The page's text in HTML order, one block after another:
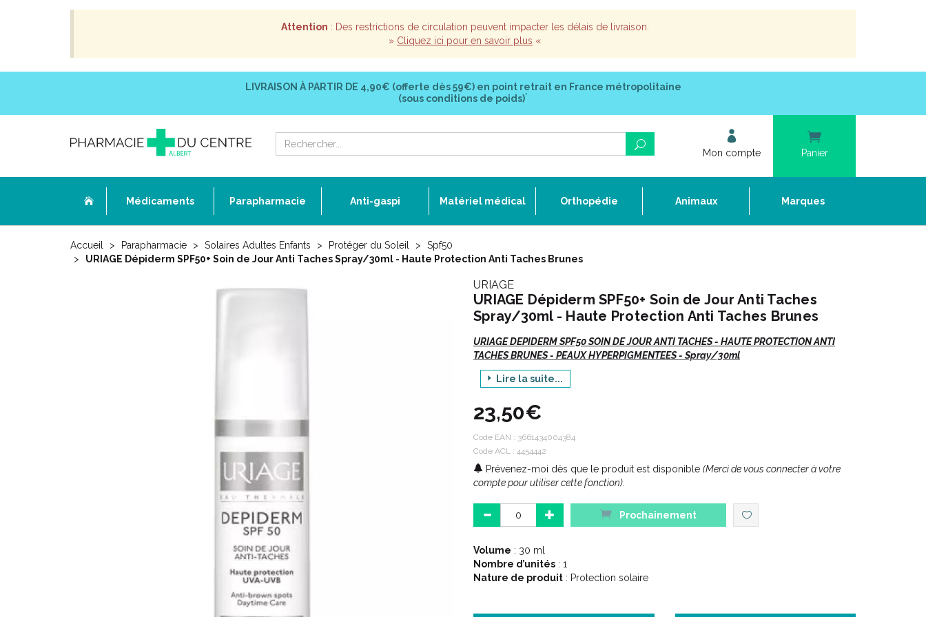
Attention : Des restrictions de circulation peuvent impacter les délais de livraison.
» Cliquez ici pour en savoir plus «
LIVRAISON À PARTIR DE 4,90€ (offerte dès 59€) en point retrait en France métropolitaine
(sous conditions de poids)*
Mon compte Panier
Médicaments Parapharmacie Anti-gaspi Matériel médical Orthopédie Animaux Marques
Accueil Parapharmacie Solaires Adultes Enfants Protéger du Soleil
Spf50
URIAGE Dépiderm SPF50+ Soin de Jour Anti Taches Spray/30ml - Haute Protection Anti Taches Brunes
URIAGE
URIAGE Dépiderm SPF50+ Soin de Jour Anti Taches
Spray/30ml - Haute Protection Anti Taches Brunes
URIAGE DEPIDERM SPF50 SOIN DE JOUR ANTI TACHES - HAUTE PROTECTION ANTI
TACHES BRUNES - PEAUX HYPERPIGMENTEES - Spray/30ml
DEPIDERM, des soins sur mesure pour retrouver un teint clair et uniforme jour après
Indications :
Photoprotection et prévention des taches brunes.
Prévention du vieillissement photo-induit.
Visage, mains et décolleté.
Description :
Lire la suite...
23,50€
Code EAN : 3661434004384
Code ACL : 4454442
Prévenez-moi dès que le produit est disponible (Merci de vous connecter à votre
compte pour utiliser cette fonction).
Prochainement
Volume : 30 ml
Nombre d’unités : 1
Nature de produit : Protection solaire